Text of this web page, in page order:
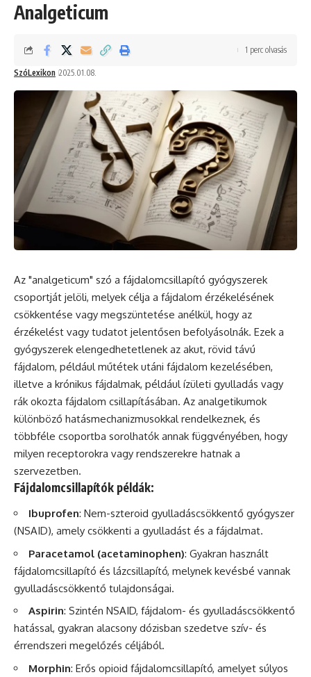
Analgeticum
SzóLexikon 2025.01.08.
1 perc olvasás
Az "analgeticum" szó a fájdalomcsillapító gyógyszerek
csoportját jelöli, melyek célja a fájdalom érzékelésének
csökkentése vagy megszüntetése anélkül, hogy az
érzékelést vagy tudatot jelentősen befolyásolnák. Ezek a
gyógyszerek elengedhetetlenek az akut, rövid távú
fájdalom, például műtétek utáni fájdalom kezelésében,
illetve a krónikus fájdalmak, például ízületi gyulladás vagy
rák okozta fájdalom csillapításában. Az analgetikumok
különböző hatásmechanizmusokkal rendelkeznek, és
többféle csoportba sorolhatók annak függvényében, hogy
milyen receptorokra vagy rendszerekre hatnak a
szervezetben.
Fájdalomcsillapítók példák:
Ibuprofen: Nem-szteroid gyulladáscsökkentő gyógyszer
(NSAID), amely csökkenti a gyulladást és a fájdalmat.
Paracetamol (acetaminophen): Gyakran használt
fájdalomcsillapító és lázcsillapító, melynek kevésbé vannak
gyulladáscsökkentő tulajdonságai.
Aspirin: Szintén NSAID, fájdalom- és gyulladáscsökkentő
hatással, gyakran alacsony dózisban szedetve szív- és
érrendszeri megelőzés céljából.
Morphin: Erős opioid fájdalomcsillapító, amelyet súlyos